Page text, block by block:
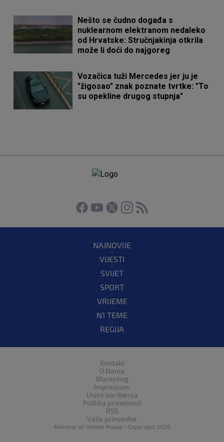
Nešto se čudno događa s
nuklearnom elektranom nedaleko
od Hrvatske: Stručnjakinja otkrila
može li doći do najgoreg
Vozačica tuži Mercedes jer ju je
"žigosao" znak poznate tvrtke: "To
su opekline drugog stupnja"
NAJNOVIJE
VIJESTI
SVIJET
SPORT
VRIJEME
N1 TEME
REGIJA
Kontakt
O Nama
Marketing
Impressum
Uvjeti korištenja
Politika privatnosti
RSS
Vaše primjedbe
Member of United Media - Copyright 2026